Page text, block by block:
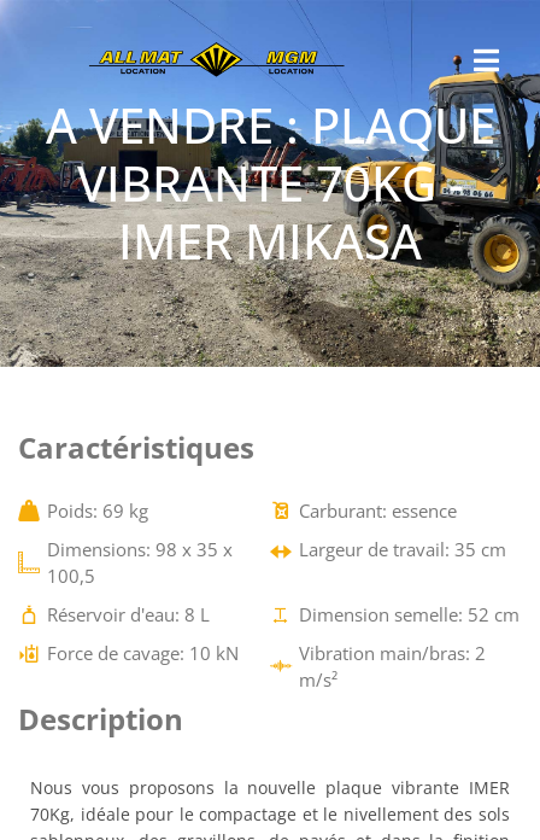
A VENDRE : PLAQUE
VIBRANTE 70KG -
IMER MIKASA
Caractéristiques
Poids: 69 kg
Carburant: essence
Dimensions: 98 x 35 x
100,5
Largeur de travail: 35 cm
Réservoir d'eau: 8 L
Dimension semelle: 52 cm
Force de cavage: 10 kN
Vibration main/bras: 2
m/s²
Description
Nous vous proposons la nouvelle plaque vibrante IMER
70Kg, idéale pour le compactage et le nivellement des sols